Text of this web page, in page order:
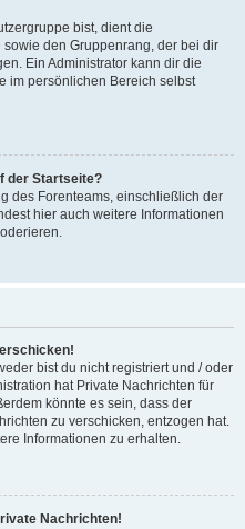
bist, dient die
den Gruppenrang, der bei dir
Ein Administrator kann dir die
im persönlichen Bereich selbst
der Startseite?
des Forenteams, einschließlich der
hier auch weitere Informationen
bist du nicht registriert und / oder
hat Private Nachrichten für
könnte es sein, dass der
zu verschicken, entzogen hat.
Informationen zu erhalten.
Nachrichten!